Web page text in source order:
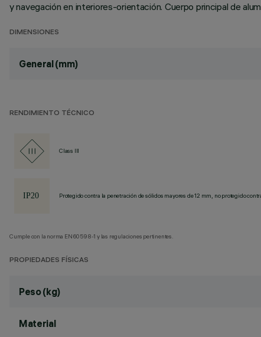
y navegación en interiores-orientación. Cuerpo principal de
DIMENSIONES
General (mm)
RENDIMIENTO TÉCNICO
Class III
Protegido contra la penetración de sólidos mayores de 12 mm, no protegido
Cumple con la norma EN60598-1 y las regulaciones pertinentes.
PROPIEDADES FÍSICAS
Peso (kg)
Material